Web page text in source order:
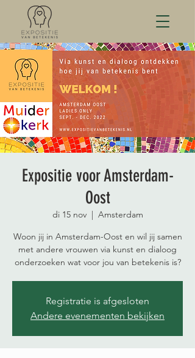
Expositie voor Amsterdam-
Oost
di 15 nov
  |
Amsterdam
Woon jij in Amsterdam-Oost en wil jij samen
met andere vrouwen via kunst en dialoog
onderzoeken wat voor jou van betekenis is?
Registratie is afgesloten
Andere evenementen bekijken